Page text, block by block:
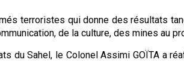
terroristes qui donne des résultats
de la culture, des mines au
Sahel, le Colonel Assimi GOÏTA a